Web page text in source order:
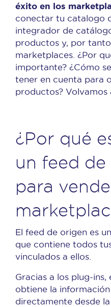
éxito en los
conectar tu catalogo
integrador de
productos y, por
marketplaces. ¿Por
importante? ¿Cómo
tener en cuenta para
productos? Volvamos
¿Por qué
un feed
para
El feed de origen es
que contiene todos
vinculados a ellos.
Gracias a los plug-
obtiene la
directamente desde